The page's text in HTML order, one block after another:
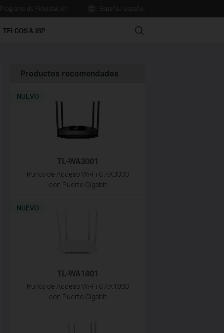
TELCOS & ISP Search
Productos recomendados
TL-WA3001
Punto de Acceso Wi-Fi 6 AX3000
con Puerto Gigabit
NUEVO
TL-WA1801
Punto de Acceso Wi-Fi 6 AX1800
con Puerto Gigabit
NUEVO